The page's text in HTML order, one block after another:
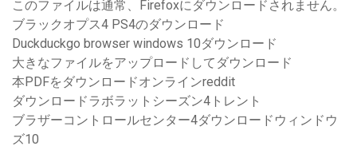
このファイルは通常、Firefoxにダウンロードされません。
ブラックオプス4 PS4のダウンロード
Duckduckgo browser windows 10ダウンロード
大きなファイルをアップロードしてダウンロード
本PDFをダウンロードオンラインreddit
ダウンロードラボラットシーズン4トレント
ブラザーコントロールセンター4ダウンロードウィンドウ
ズ10